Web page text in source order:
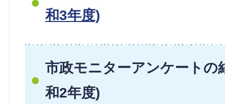
和3年度)
市政モニターアンケートの
和2年度)